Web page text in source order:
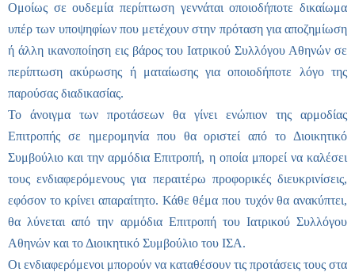
Ομοίως σε ουδεμία περίπτωση γεννάται οποιοδήποτε δικαίωμα
υπέρ των υποψηφίων που μετέχουν στην πρόταση για αποζημίωση
ή άλλη ικανοποίηση εις βάρος του Ιατρικού Συλλόγου Αθηνών σε
περίπτωση ακύρωσης ή ματαίωσης για οποιοδήποτε λόγο της
παρούσας διαδικασίας.
Το άνοιγμα των προτάσεων θα γίνει ενώπιον της αρμοδίας
Επιτροπής σε ημερομηνία που θα οριστεί από το Διοικητικό
Συμβούλιο και την αρμόδια Επιτροπή, η οποία μπορεί να καλέσει
τους ενδιαφερόμενους για περαιτέρω προφορικές διευκρινίσεις,
εφόσον το κρίνει απαραίτητο. Κάθε θέμα που τυχόν θα ανακύπτει,
θα λύνεται από την αρμόδια Επιτροπή του Ιατρικού Συλλόγου
Αθηνών και το Διοικητικό Συμβούλιο του ΙΣΑ.
Οι ενδιαφερόμενοι μπορούν να καταθέσουν τις προτάσεις τους στα